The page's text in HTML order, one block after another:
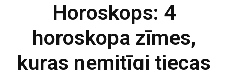
Horoskops: 4
horoskopa zīmes,
kuras nemitīgi tiecas